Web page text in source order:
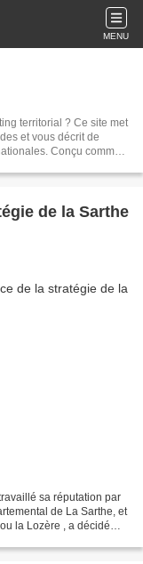
MENU
? Ce site met
et vous décrit de
Conçu comme
de 1600 articles à lire
de la Sarthe
sa réputation par
de La Sarthe, et
la Lozère , a décidé